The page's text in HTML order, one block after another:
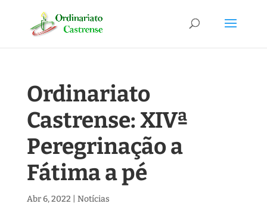
Ordinariato
Castrense: XIVª
Peregrinação a
Fátima a pé
Abr 6, 2022 Notícias